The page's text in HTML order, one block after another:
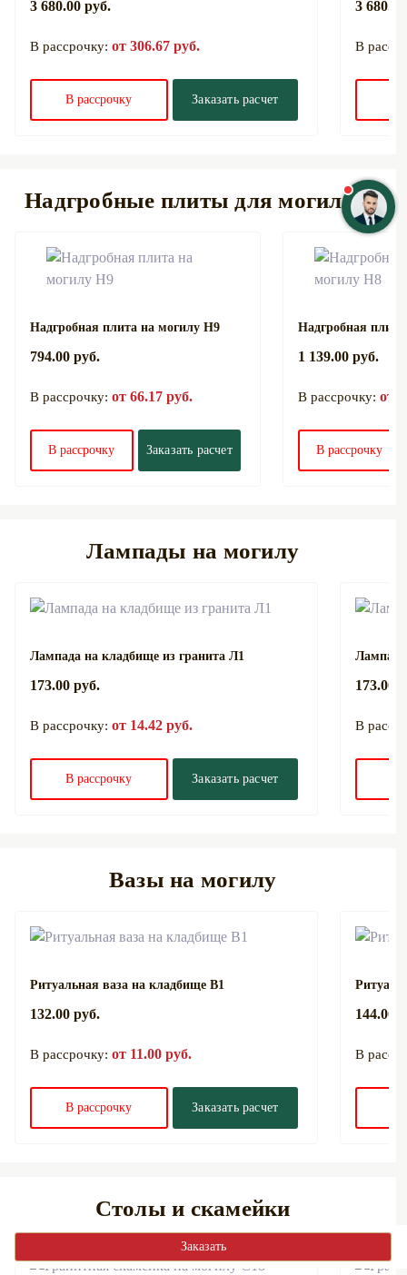
Заказать
3 680.00 руб.
В рассрочку: от 306.67 руб.
В рассрочку Заказать расчет
3
В
Надгробные плиты для могилы
Надгробная плита на могилу Н9
794.00 руб.
В рассрочку: от 66.17 руб.
В рассрочку Заказать расчет
Надгробная
1 139.00 руб.
В рассрочку: от
В рассрочку
Лампады на могилу
Лампада на кладбище из гранита Л1
173.00 руб.
В рассрочку: от 14.42 руб.
В рассрочку Заказать расчет
173.00
В
Вазы на могилу
Ритуальная ваза на кладбище В1
132.00 руб.
В рассрочку: от 11.00 руб.
В рассрочку Заказать расчет
144.00
В
Столы и скамейки